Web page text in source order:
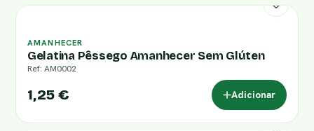
AMANHECER
Gelatina Pêssego Amanhecer Sem Glúten
Ref: AM0002
1,25 € Adicionar